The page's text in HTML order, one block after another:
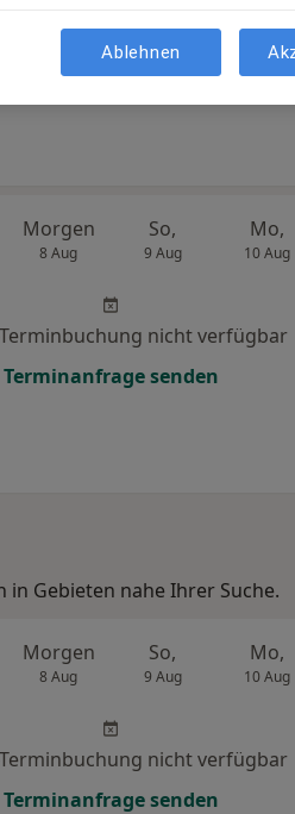
Morgen
8 Aug
So,
9 Aug
Mo,
10 Aug
nicht verfügbar
Terminanfrage senden
Gebieten nahe Ihrer Suche.
Morgen
8 Aug
So,
9 Aug
Mo,
10 Aug
nicht verfügbar
Terminanfrage senden
Ablehnen